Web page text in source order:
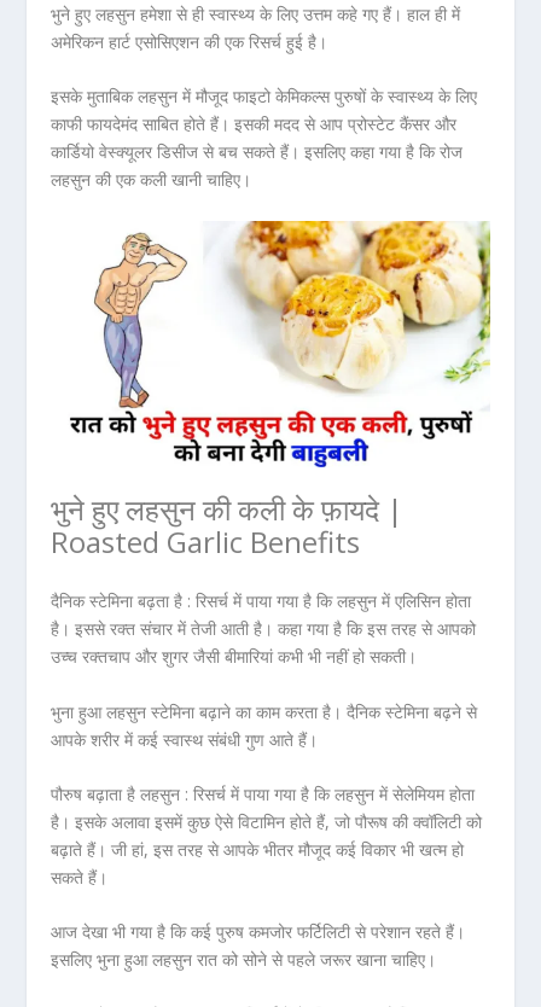
भुने हुए लहसुन हमेशा से ही स्वास्थ्य के लिए उत्तम कहे गए हैं। हाल ही में
अमेरिकन हार्ट एसोसिएशनकी एक रिसर्च हुई है।
इसके मुताबिक लहसुन में मौजूद फाइटो केमिकल्स पुरुषों के स्वास्थ्य के लिए
काफी फायदेमंद साबित होते हैं। इसकी मदद से आप प्रोस्टेट कैंसर और
कार्डियो वेस्क्यूलर डिसीज से बच सकते हैं। इसलिए कहा गया है कि रोज
लहसुन की एक कली खानी चाहिए।
भुने हुए लहसुन की कली के फ़ायदे |
Roasted Garlic Benefits
दैनिक स्टेमिना बढ़ता है :रिसर्च में पाया गया है कि लहसुन में एलिसिन होता
है। इससे रक्त संचार में तेजी आती है। कहा गया है कि इस तरह से आपको
उच्च रक्तचाप और शुगर जैसी बीमारियां कभी भी नहीं हो सकती।
भुना हुआ लहसुन स्टेमिना बढ़ाने का काम करता है। दैनिक स्टेमिना बढ़ने से
आपके शरीर में कई स्वास्थ संबंधी गुण आते हैं।
पौरुष बढ़ाता है लहसुन : रिसर्च में पाया गया है कि लहसुन में सेलेमियम होता
है। इसके अलावा इसमें कुछ ऐसे विटामिन होते हैं, जो पौरूष की क्वॉलिटी को
बढ़ाते हैं। जी हां, इस तरह से आपके भीतर मौजूद कई विकार भी खत्म हो
सकते हैं।
आज देखा भी गया है कि कई पुरुष कमजोर फर्टिलिटी से परेशान रहते हैं।
इसलिए भुना हुआलहसुन रात को सोने से पहले जरूर खाना चाहिए।